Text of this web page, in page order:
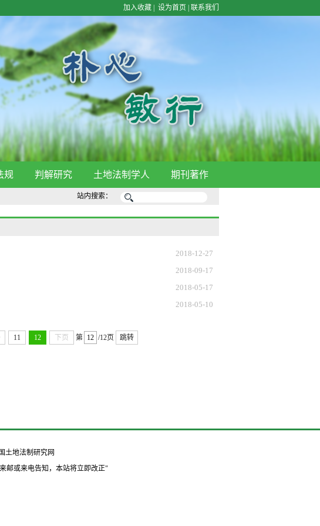
加入收藏 设为首页 联系我们
规 判解研究 土地法制学人 期刊著作
站内搜索：
2018-12-27
2018-09-17
2018-05-17
2018-05-10
11 12 下页 第 /12页 跳转
土地法制研究网
邮或来电告知，本站将立即改正"